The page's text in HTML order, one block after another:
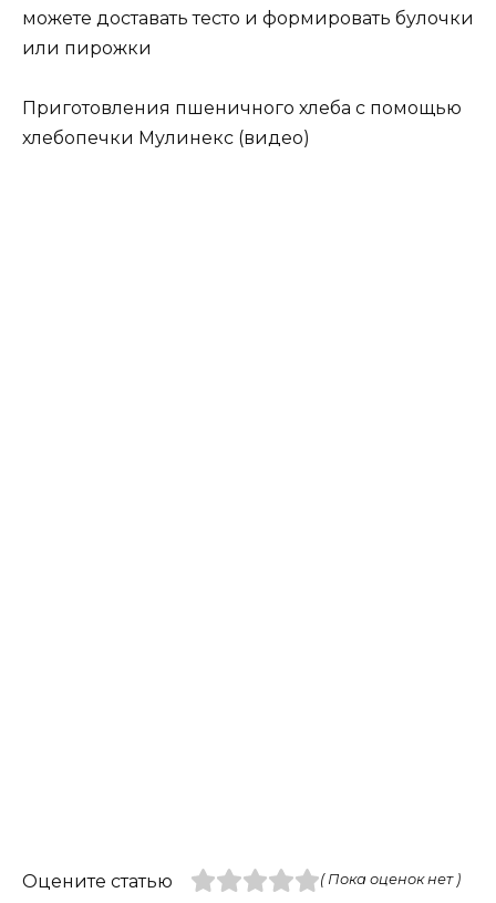
можете доставать тесто и формировать булочки
или пирожки
Приготовления пшеничного хлеба с помощью
хлебопечки Мулинекс (видео)
Оцените статью ( Пока оценок нет )